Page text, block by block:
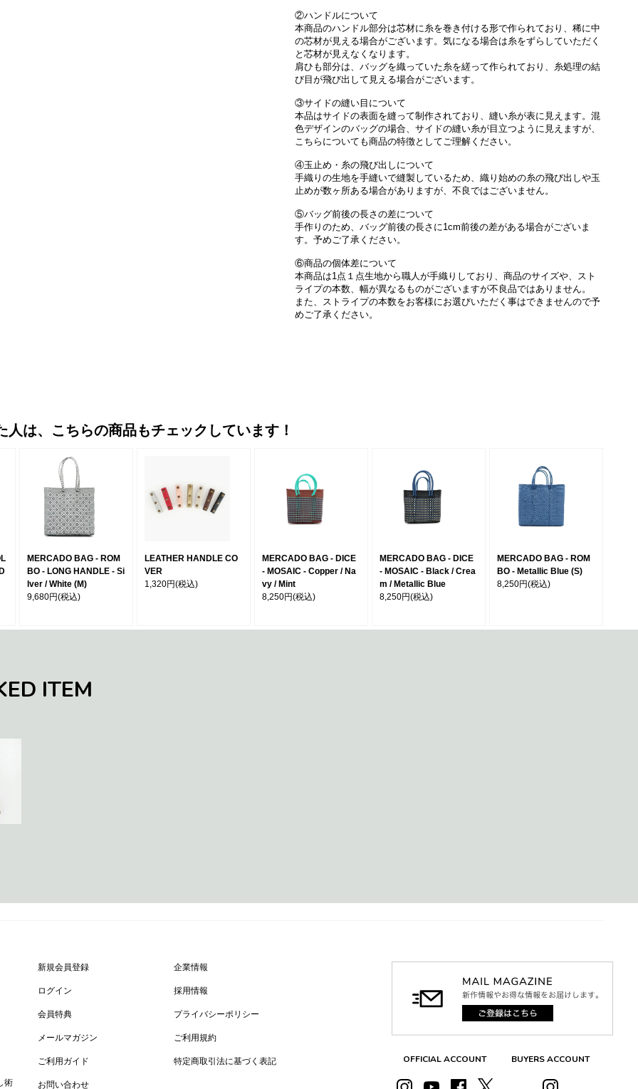
②ハンドルについて
本商品のハンドル部分は芯材に糸を巻き付ける形で作られており、稀に中
の芯材が見える場合がございます。気になる場合は糸をずらしていただく
と芯材が見えなくなります。
肩ひも部分は、バッグを織っていた糸を縒って作られており、糸処理の結
び目が飛び出して見える場合がございます。
③サイドの縫い目について
本品はサイドの表面を縫って制作されており、縫い糸が表に見えます。混
色デザインのバッグの場合、サイドの縫い糸が目立つように見えますが、
こちらについても商品の特徴としてご理解ください。
④玉止め・糸の飛び出しについて
手織りの生地を手縫いで縫製しているため、織り始めの糸の飛び出しや玉
止めが数ヶ所ある場合がありますが、不良ではございません。
⑤バッグ前後の長さの差について
手作りのため、バッグ前後の長さに1cm前後の差がある場合がございま
す。予めご了承ください。
⑥商品の個体差について
本商品は1点１点生地から職人が手織りしており、商品のサイズや、スト
ライプの本数、幅が異なるものがございますが不良品ではありません。
また、ストライプの本数をお客様にお選びいただく事はできませんので予
めご了承ください。
人は、こちらの商品もチェックしています！
MERCADO BAG - ROM
BO - LONG HANDLE - Si
lver / White (M)
9,680円(税込)
LEATHER HANDLE CO
VER
1,320円(税込)
MERCADO BAG - DICE
- MOSAIC - Copper / Na
vy / Mint
8,250円(税込)
MERCADO BAG - DICE
- MOSAIC - Black / Crea
m / Metallic Blue
8,250円(税込)
MERCADO BAG - ROM
BO - Metallic Blue (S)
8,250円(税込)
ITEM
術
新規会員登録
ログイン
会員特典
メールマガジン
ご利用ガイド
お問い合わせ
企業情報
採用情報
プライバシーポリシー
ご利用規約
特定商取引法に基づく表記 OFFICIAL ACCOUNT BUYERS ACCOUNT